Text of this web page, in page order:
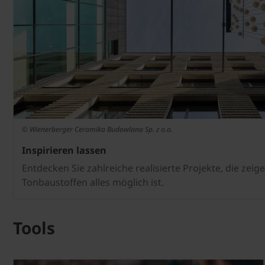
© Wienerberger Ceramika Budowlana Sp. z o.o.
Inspirieren lassen
Entdecken Sie zahlreiche realisierte Projekte, die
Tonbaustoffen alles möglich ist.
Tools